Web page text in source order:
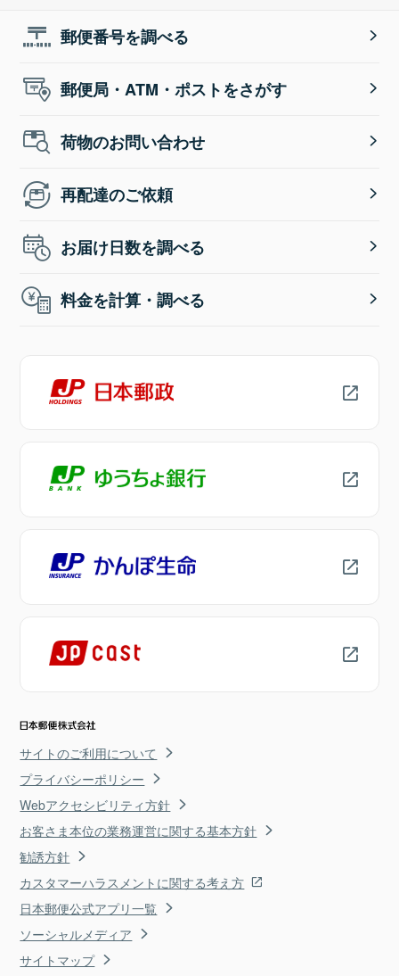
郵便番号を調べる
郵便局・ATM・ポストをさがす
荷物のお問い合わせ
再配達のご依頼
お届け日数を調べる
料金を計算・調べる
サイトのご利用について
プライバシーポリシー
Webアクセシビリティ方針
お客さま本位の業務運営に関する基本方針
勧誘方針
カスタマーハラスメントに関する考え方
日本郵便公式アプリ一覧
ソーシャルメディア
サイトマップ